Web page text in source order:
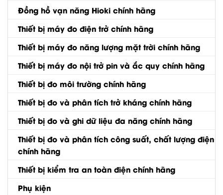
Đồng hồ vạn năng Hioki chính hãng
Thiết bị máy đo điện trở chính hãng
Thiết bị máy đo năng lượng mặt trời chính hãng
Thiết bị máy đo nội trở pin và ắc quy chính hãng
Thiết bị đo môi trường chính hãng
Thiết bị đo và phân tích trở kháng chính hãng
Thiết bị đo và ghi dữ liệu đa năng chính hãng
Thiết bị đo và phân tích công suất, chất lượng điện
chính hãng
Thiết bị kiểm tra an toàn điện chính hãng
Phụ kiện